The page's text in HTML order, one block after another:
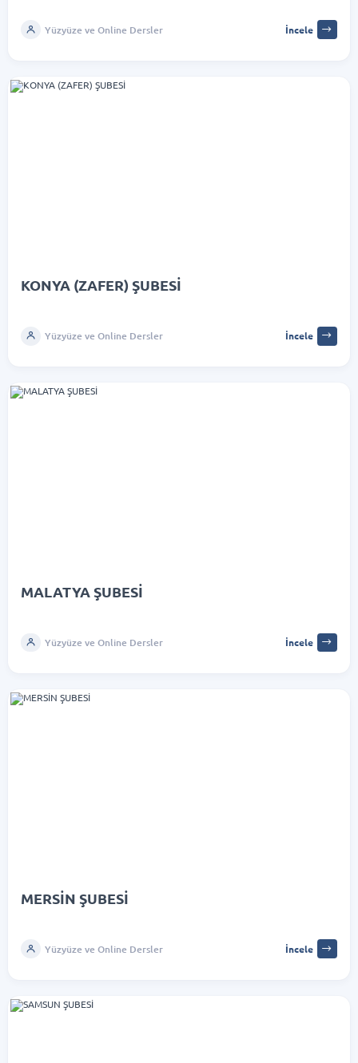
Yüzyüze ve Online Dersler İncele
KONYA (ZAFER) ŞUBESİ
Yüzyüze ve Online Dersler İncele
MALATYA ŞUBESİ
Yüzyüze ve Online Dersler İncele
MERSİN ŞUBESİ
Yüzyüze ve Online Dersler İncele